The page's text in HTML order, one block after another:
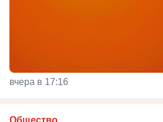
вчера в 17:16
Общество